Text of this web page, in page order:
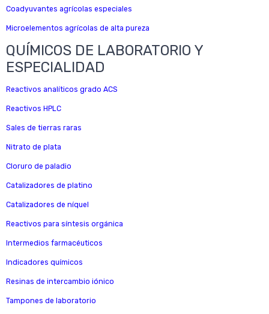
Coadyuvantes agrícolas especiales
Microelementos agrícolas de alta pureza
QUÍMICOS DE LABORATORIO Y
ESPECIALIDAD
Reactivos analíticos grado ACS
Reactivos HPLC
Sales de tierras raras
Nitrato de plata
Cloruro de paladio
Catalizadores de platino
Catalizadores de níquel
Reactivos para síntesis orgánica
Intermedios farmacéuticos
Indicadores químicos
Resinas de intercambio iónico
Tampones de laboratorio